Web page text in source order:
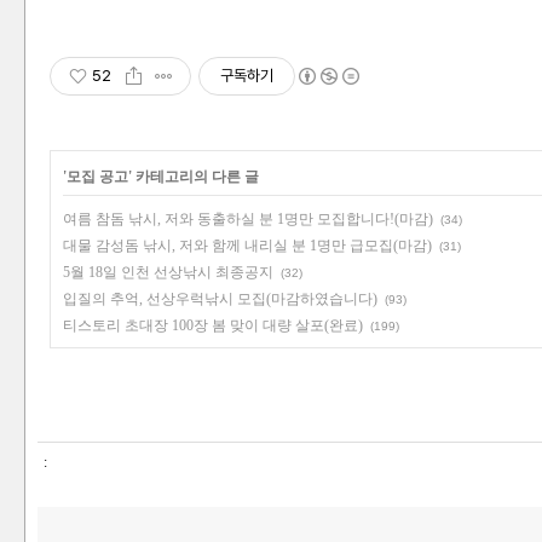
52 구독하기
'모집 공고' 카테고리의 다른 글
여름 참돔 낚시, 저와 동출하실 분 1명만 모집합니다!(마감) (34)
대물 감성돔 낚시, 저와 함께 내리실 분 1명만 급모집(마감) (31)
5월 18일 인천 선상낚시 최종공지 (32)
입질의 추억, 선상우럭낚시 모집(마감하였습니다) (93)
티스토리 초대장 100장 봄 맞이 대량 살포(완료) (199)
: